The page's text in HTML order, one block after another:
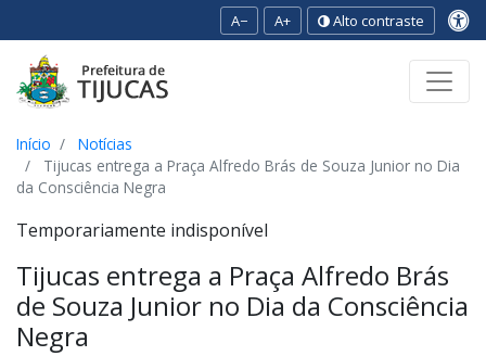
A− A+ Alto contraste
Início
Notícias
Tijucas entrega a Praça Alfredo Brás de Souza Junior no Dia
da Consciência Negra
Temporariamente indisponível
Tijucas entrega a Praça Alfredo Brás
de Souza Junior no Dia da Consciência
Negra